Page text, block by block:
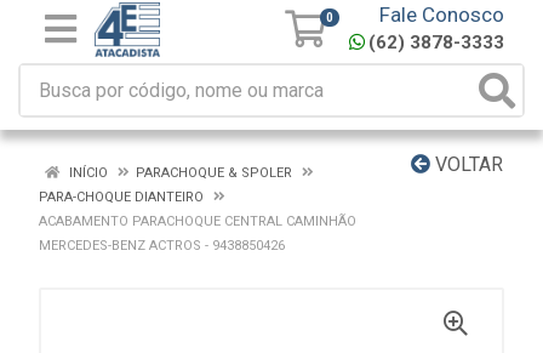
0 Fale Conosco
(62) 3878-3333
VOLTAR
INÍCIO
PARACHOQUE & SPOLER
PARA-CHOQUE DIANTEIRO
ACABAMENTO PARACHOQUE CENTRAL CAMINHÃO
MERCEDES-BENZ ACTROS - 9438850426